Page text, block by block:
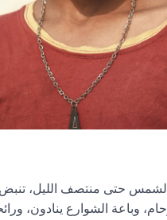
حتى منتصف الليل،
وباعة الشوارع ينادون،